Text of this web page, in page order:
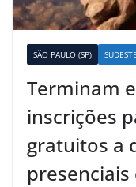
SÃO PAULO (SP) SUDESTE
Terminam
inscrições
gratuitos a
presenciais